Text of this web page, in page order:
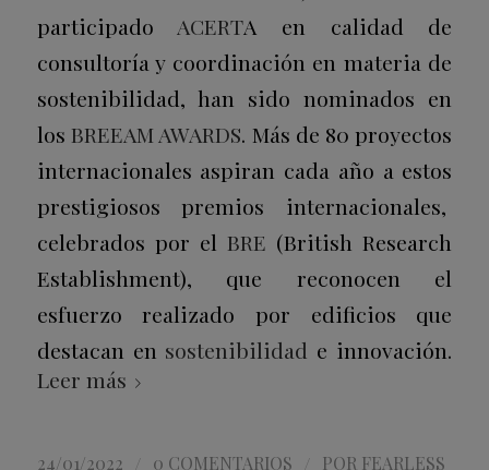
participado ACERTA en calidad de
consultoría y coordinación en materia de
sostenibilidad, han sido nominados en
los BREEAM AWARDS. Más de 80 proyectos
internacionales aspiran cada año a estos
prestigiosos premios internacionales,
celebrados por el BRE (British Research
Establishment), que reconocen el
esfuerzo realizado por edificios que
destacan en sostenibilidad e innovación.
Leer más
24/01/2022 0 COMENTARIOS POR FEARLESS